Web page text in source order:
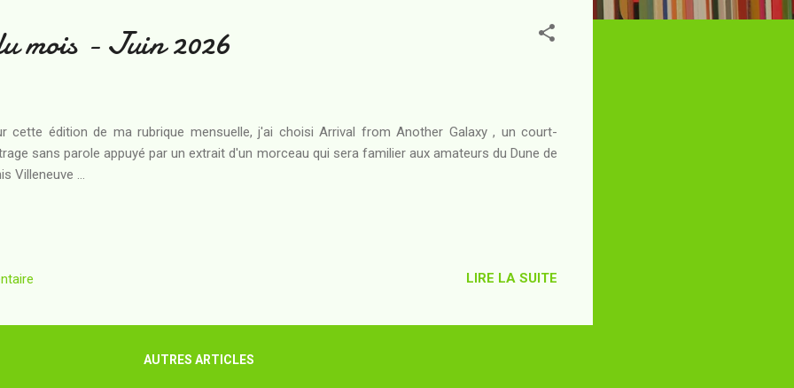
mois - Juin 2026
cette édition de ma rubrique mensuelle, j'ai choisi Arrival from Another Galaxy , un court-
sans parole appuyé par un extrait d'un morceau qui sera familier aux amateurs du Dune de
Villeneuve ...
LIRE LA SUITE
AUTRES ARTICLES